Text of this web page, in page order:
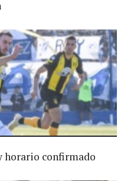
horario confirmado